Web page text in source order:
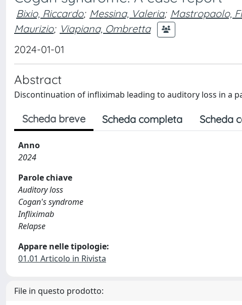
Bixio, Riccardo; Messina, Valeria; Mastropaolo,
Maurizio; Viapiana, Ombretta
2024-01-01
Abstract
Discontinuation of infliximab leading to auditory loss in a
Scheda breve Scheda completa Scheda
Anno
2024
Parole chiave
Auditory loss
Cogan's syndrome
Infliximab
Relapse
Appare nelle tipologie:
01.01 Articolo in Rivista
File in questo prodotto: